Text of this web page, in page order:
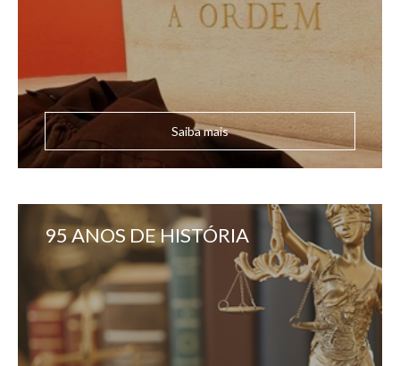
Saiba mais
95 ANOS DE HISTÓRIA